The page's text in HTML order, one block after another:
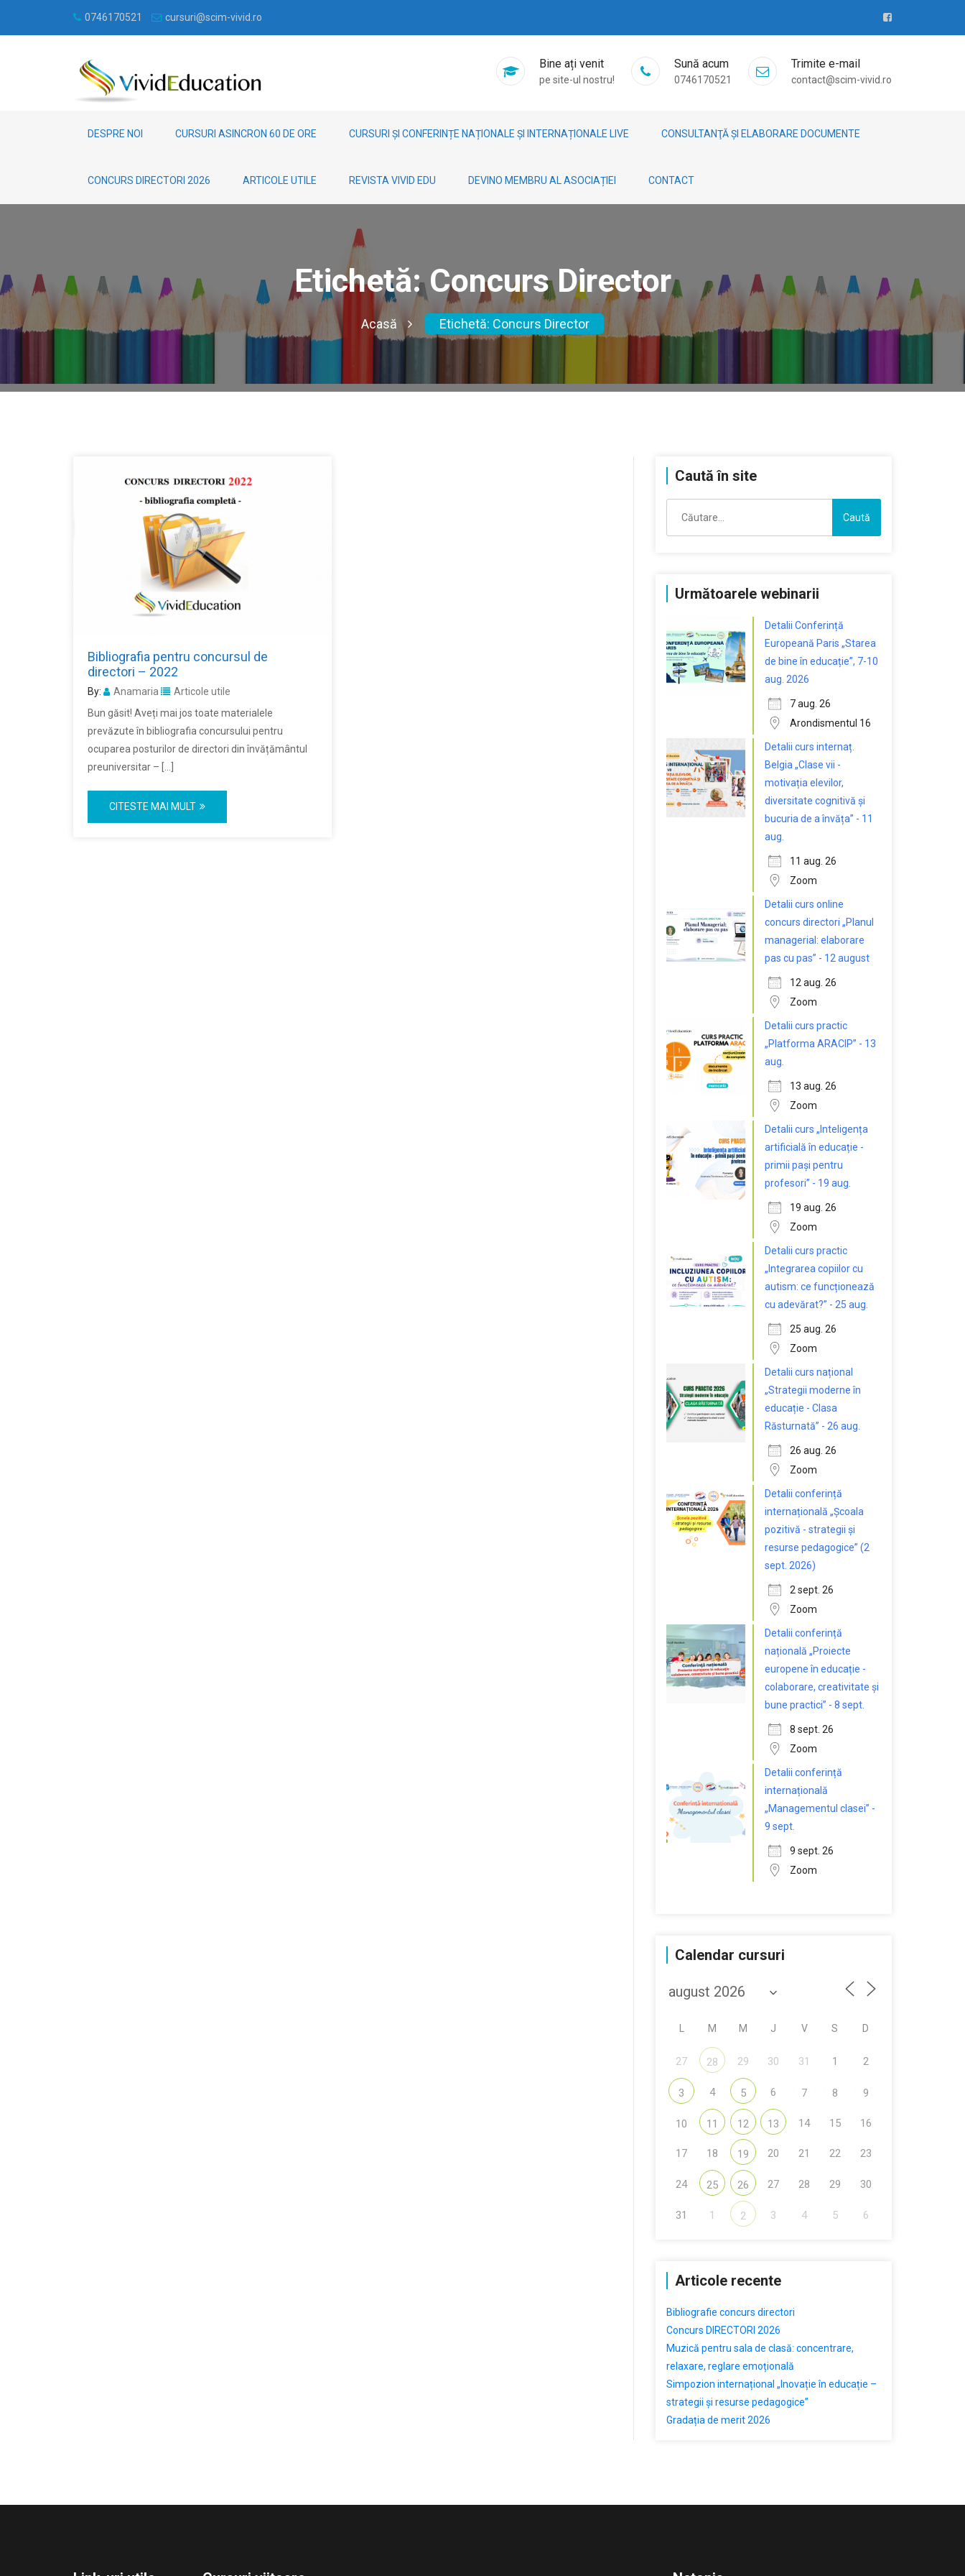
0746170521 cursuri@scim-vivid.ro
Bine ați venit
pe site-ul nostru!
Sună acum
0746170521
Trimite e-mail
contact@scim-vivid.ro
DESPRE NOI CURSURI ASINCRON 60 DE ORE CURSURI ȘI CONFERINȚE NAȚIONALE ȘI INTERNAȚIONALE LIVE CONSULTANŢĂ ȘI ELABORARE DOCUMENTE
CONCURS DIRECTORI 2026 ARTICOLE UTILE REVISTA VIVID EDU DEVINO MEMBRU AL ASOCIAȚIEI CONTACT
Etichetă:Concurs Director
Acasă Etichetă: Concurs Director
Bibliografia pentru concursul de
directori – 2022
By: Anamaria
Articole utile
Bun găsit! Aveți mai jos toate materialele
prevăzute în bibliografia concursului pentru
ocuparea posturilor de directori din învățământul
preuniversitar – […]
CITESTE MAI MULT
Caută în site
după:
Următoarele webinarii
Detalii Conferință
Europeană Paris „Starea
de bine în educație”, 7-10
aug. 2026
7 aug. 26
Arondismentul 16
Detalii curs internaț.
Belgia „Clase vii -
motivația elevilor,
diversitate cognitivă și
bucuria de a învăța” - 11
aug.
11 aug. 26
Zoom
Detalii curs online
concurs directori „Planul
managerial: elaborare
pas cu pas” - 12 august
12 aug. 26
Zoom
Detalii curs practic
„Platforma ARACIP” - 13
aug.
13 aug. 26
Zoom
Detalii curs „Inteligența
artificială în educație -
primii pași pentru
profesori” - 19 aug.
19 aug. 26
Zoom
Detalii curs practic
„Integrarea copiilor cu
autism: ce funcționează
cu adevărat?” - 25 aug.
25 aug. 26
Zoom
Detalii curs național
„Strategii moderne în
educație - Clasa
Răsturnată” - 26 aug.
26 aug. 26
Zoom
Detalii conferință
internațională „Școala
pozitivă - strategii și
resurse pedagogice” (2
sept. 2026)
2 sept. 26
Zoom
Detalii conferință
națională „Proiecte
europene în educație -
colaborare, creativitate și
bune practici” - 8 sept.
8 sept. 26
Zoom
Detalii conferință
internațională
„Managementul clasei” -
9 sept.
9 sept. 26
Zoom
Calendar cursuri
M M J V S D
27 28 29 30 31 1 2
3 4 5 6 7 8 9
10 11 12 13 14 15 16
17 18 19 20 21 22 23
24 25 26 27 28 29 30
31 1 2 3 4 5 6
Articole recente
Bibliografie concurs directori
Concurs DIRECTORI 2026
Muzică pentru sala de clasă: concentrare,
relaxare, reglare emoțională
Simpozion internațional „Inovație în educație –
strategii și resurse pedagogice”
Gradația de merit 2026